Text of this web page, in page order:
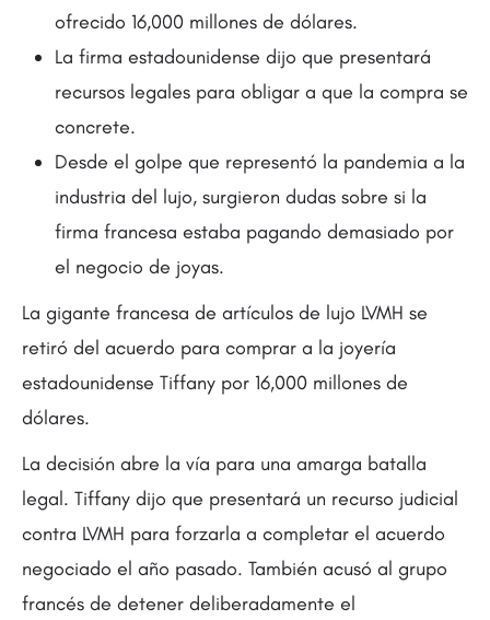
ofrecido 16,000 millones de dólares.
La firma estadounidense dijo que presentará
recursos legales para obligar a que la compra se
concrete.
Desde el golpe que representó la pandemia a la
industria del lujo, surgieron dudas sobre si la
firma francesa estaba pagando demasiado por
el negocio de joyas.
La gigante francesa de artículos de lujo LVMH se
retiró del acuerdo para comprar a la joyería
estadounidense Tiffany por 16,000 millones de
dólares.
La decisión abre la vía para una amarga batalla
legal. Tiffany dijo que presentará un recurso judicial
contra LVMH para forzarla a completar el acuerdo
negociado el año pasado. También acusó al grupo
francés de detener deliberadamente el